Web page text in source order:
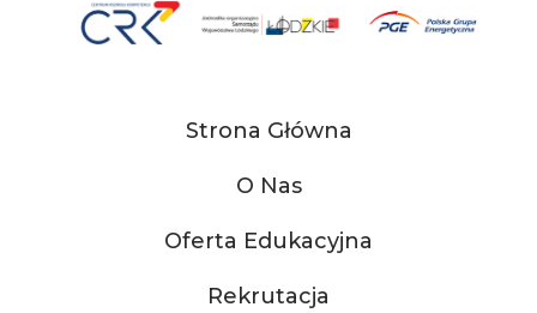
Strona Główna
O Nas
Oferta Edukacyjna
Rekrutacja